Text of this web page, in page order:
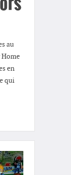
au
Home
en
qui